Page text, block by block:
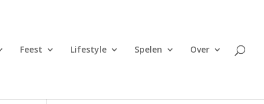
Feest Lifestyle Spelen Over